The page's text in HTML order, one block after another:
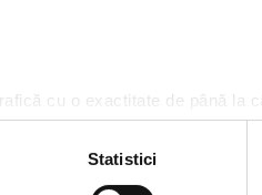
cu o exactitate de până la
caracteristici specifice
și configurați-vă
modulele cookie.
Statistici